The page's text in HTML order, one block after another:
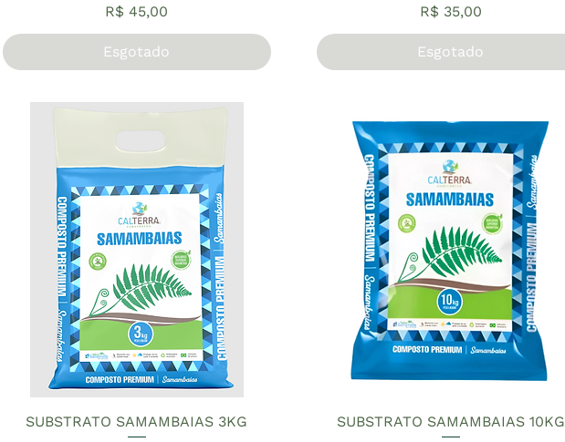
Preço
R$ 45,00
Esgotado
Preço
R$ 35,00
Esgotado
SUBSTRATO SAMAMBAIAS 3KG
SUBSTRATO SAMAMBAIAS 10KG